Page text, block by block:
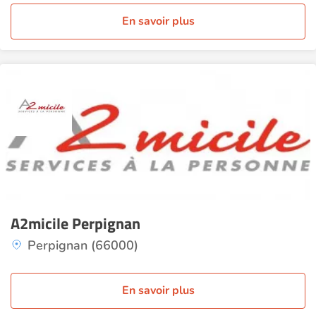
En savoir plus
A2micile Perpignan
Perpignan (66000)
En savoir plus